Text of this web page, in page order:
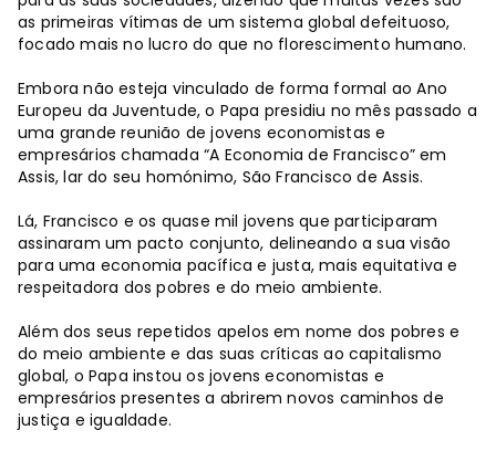
as primeiras vítimas de um sistema global defeituoso,
focado mais no lucro do que no florescimento humano.
Embora não esteja vinculado de forma formal ao Ano
Europeu da Juventude, o Papa presidiu no mês passado a
uma grande reunião de jovens economistas e
empresários chamada “A Economia de Francisco” em
Assis, lar do seu homónimo, São Francisco de Assis.
Lá, Francisco e os quase mil jovens que participaram
assinaram um pacto conjunto, delineando a sua visão
para uma economia pacífica e justa, mais equitativa e
respeitadora dos pobres e do meio ambiente.
Além dos seus repetidos apelos em nome dos pobres e
do meio ambiente e das suas críticas ao capitalismo
global, o Papa instou os jovens economistas e
empresários presentes a abrirem novos caminhos de
justiça e igualdade.